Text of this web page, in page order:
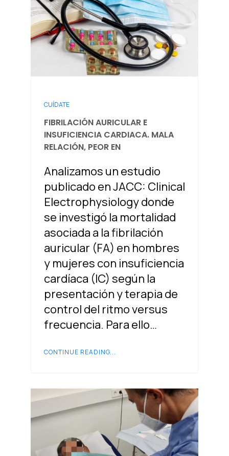
CUÍDATE
FIBRILACIÓN AURICULAR E
INSUFICIENCIA CARDIACA. MALA
RELACIÓN, PEOR EN
Analizamos un estudio
publicado en JACC: Clinical
Electrophysiology donde
se investigó la mortalidad
asociada a la fibrilación
auricular (FA) en hombres
y mujeres con insuficiencia
cardíaca (IC) según la
presentación y terapia de
control del ritmo versus
frecuencia. Para ello…
CONTINUE READING...